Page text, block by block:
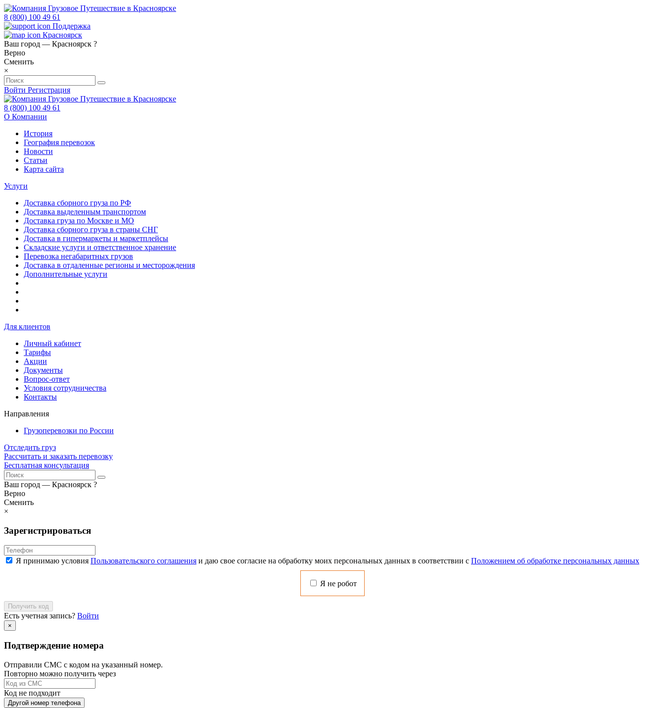
8 (800) 100 49 61
Поддержка
Красноярск
Ваш город — Красноярск ?
Верно
Сменить
×
Войти Регистрация
8 (800) 100 49 61
О Компании
История
География перевозок
Новости
Статьи
Карта сайта
Услуги
Доставка сборного груза по РФ
Доставка выделенным транспортом
Доставка груза по Москве и МО
Доставка сборного груза в страны СНГ
Доставка в гипермаркеты и маркетплейсы
Складские услуги и ответственное хранение
Перевозка негабаритных грузов
Доставка в отдаленные регионы и месторождения
Дополнительные услуги
Для клиентов
Личный кабинет
Тарифы
Акции
Документы
Вопрос-ответ
Условия сотрудничества
Контакты
Направления
Грузоперевозки по России
Отследить груз
Рассчитать и заказать перевозку
Бесплатная консультация
Ваш город — Красноярск ?
Верно
Сменить
×
Зарегистрироваться
Я принимаю условия Пользовательского соглашения и даю свое согласие на обработку моих персональных данных в соответствии с Положением об обработке персональных данных
Я не робот
Получить код
Есть учетная запись? Войти
×
Подтверждение номера
Отправили СМС с кодом на указанный номер.
Повторно можно получить через
Код не подходит
Другой номер телефона